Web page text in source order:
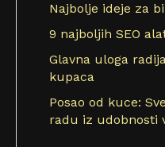
Najbolje ideje za
9 najboljih SEO
Glavna uloga
kupaca
Posao od kuce:
radu iz udobnosti